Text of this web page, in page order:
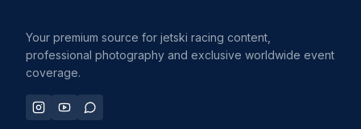
Your premium source for jetski racing content,
professional photography and exclusive worldwide event
coverage.